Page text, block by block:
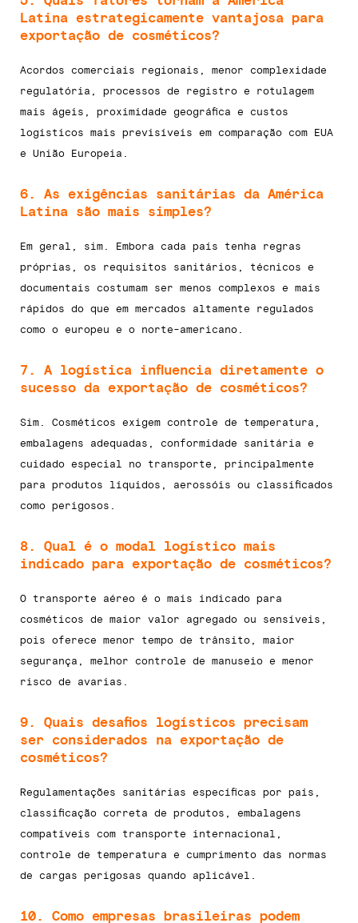
Latina estrategicamente vantajosa para
exportação de cosméticos?
Acordos comerciais regionais, menor complexidade
regulatória, processos de registro e rotulagem
mais ágeis, proximidade geográfica e custos
logísticos mais previsíveis em comparação com EUA
e União Europeia.
6. As exigências sanitárias da América
Latina são mais simples?
Em geral, sim. Embora cada país tenha regras
próprias, os requisitos sanitários, técnicos e
documentais costumam ser menos complexos e mais
rápidos do que em mercados altamente regulados
como o europeu e o norte-americano.
7. A logística influencia diretamente o
sucesso da exportação de cosméticos?
Sim. Cosméticos exigem controle de temperatura,
embalagens adequadas, conformidade sanitária e
cuidado especial no transporte, principalmente
para produtos líquidos, aerossóis ou classificados
como perigosos.
8. Qual é o modal logístico mais
indicado para exportação de cosméticos?
O transporte aéreo é o mais indicado para
cosméticos de maior valor agregado ou sensíveis,
pois oferece menor tempo de trânsito, maior
segurança, melhor controle de manuseio e menor
risco de avarias.
9. Quais desafios logísticos precisam
ser considerados na exportação de
cosméticos?
Regulamentações sanitárias específicas por país,
classificação correta de produtos, embalagens
compatíveis com transporte internacional,
controle de temperatura e cumprimento das normas
de cargas perigosas quando aplicável.
10. Como empresas brasileiras podem